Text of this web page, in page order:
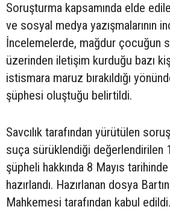
Soruşturma kapsamında elde
ve sosyal medya yazışmalarının
İncelemelerde, mağdur çocuğun
üzerinden iletişim kurduğu bazı
istismara maruz bırakıldığı
şüphesi oluştuğu belirtildi.
Savcılık tarafından yürütülen
suça sürüklendiği değerlendirilen
şüpheli hakkında 8 Mayıs
hazırlandı. Hazırlanan dosya
Mahkemesi tarafından kabul edildi.